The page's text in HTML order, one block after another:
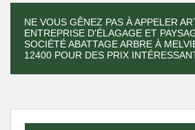
NE VOUS GÊNEZ PAS À APPELER
ENTREPRISE D'ÉLAGAGE ET
SOCIÉTÉ ABATTAGE ARBRE À
12400 POUR DES PRIX